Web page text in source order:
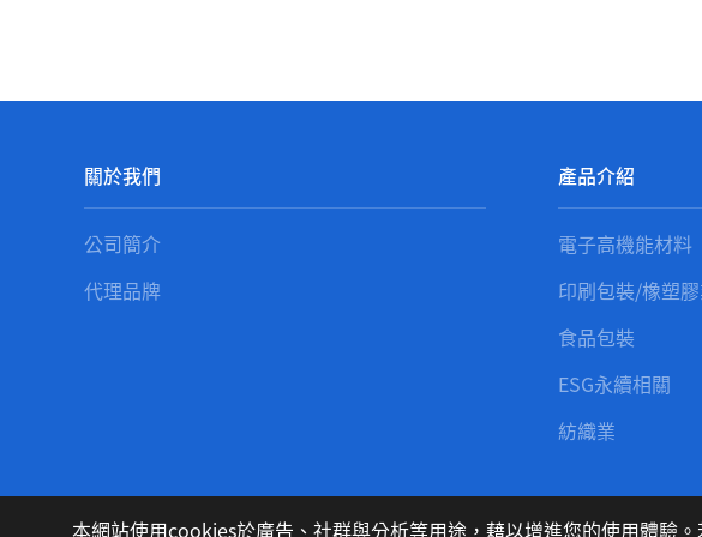
關於我們
公司簡介
代理品牌
產品介紹
電子高機能材料
印刷包裝/橡塑
食品包裝
ESG永續相關
紡織業
最新消息 聯絡我們
本網站使用cookies於廣告、社群與分析等用途，藉以增進您的使用體驗